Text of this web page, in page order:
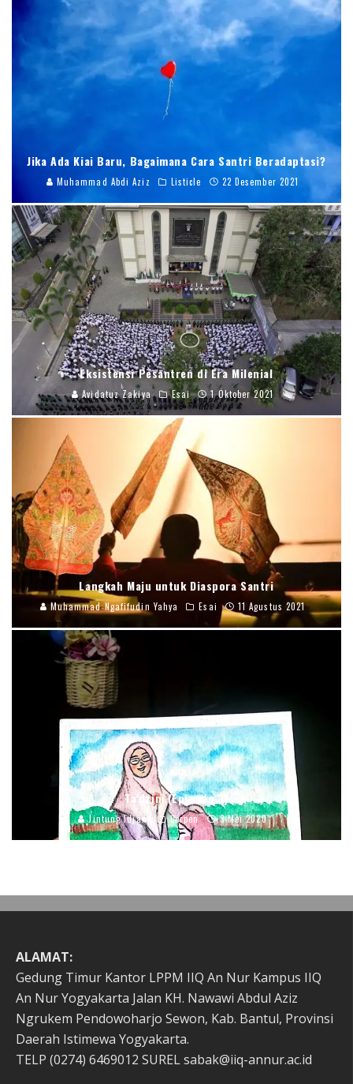
Jika Ada Kiai Baru, Bagaimana Cara Santri Beradaptasi?
Muhammad Abdi Aziz Listicle 22 Desember 2021
Eksistensi Pesantren di Era Milenial
Avidatuz Zakiya Esai 1 Oktober 2021
Langkah Maju untuk Diaspora Santri
Muhammad Ngafifudin Yahya Esai 11 Agustus 2021
Ta’dzim (Episode 3)
Jintung Idjam Cerpen 3 Mei 2020
ALAMAT:
Gedung Timur Kantor LPPM IIQ An Nur Kampus IIQ
An Nur Yogyakarta Jalan KH. Nawawi Abdul Aziz
Ngrukem Pendowoharjo Sewon, Kab. Bantul, Provinsi
Daerah Istimewa Yogyakarta.
TELP (0274) 6469012 SUREL sabak@iiq-annur.ac.id